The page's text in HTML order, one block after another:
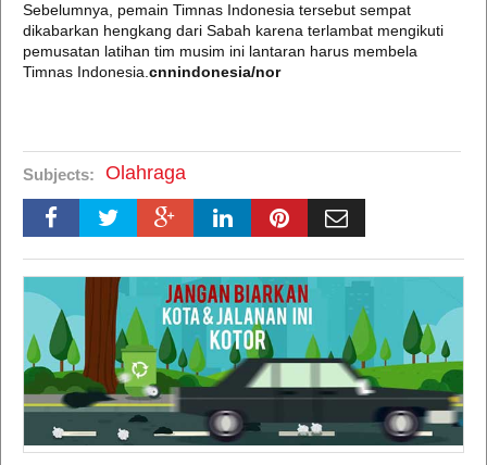
Sebelumnya, pemain Timnas Indonesia tersebut sempat
dikabarkan hengkang dari Sabah karena terlambat mengikuti
pemusatan latihan tim musim ini lantaran harus membela
Timnas Indonesia. cnnindonesia/nor
Subjects: Olahraga